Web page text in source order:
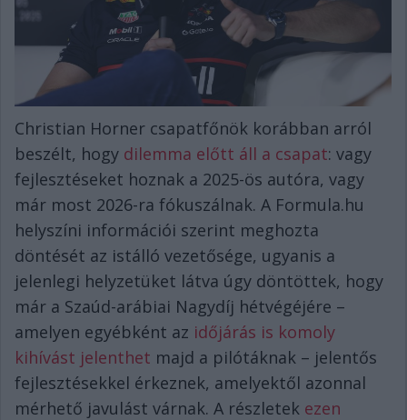
Christian Horner csapatfőnök korábban arról
beszélt, hogy dilemma előtt áll a csapat: vagy
fejlesztéseket hoznak a 2025-ös autóra, vagy
már most 2026-ra fókuszálnak. A Formula.hu
helyszíni információi szerint meghozta
döntését az istálló vezetősége, ugyanis a
jelenlegi helyzetüket látva úgy döntöttek, hogy
már a Szaúd-arábiai Nagydíj hétvégéjére –
amelyen egyébként az időjárás is komoly
kihívást jelenthet majd a pilótáknak – jelentős
fejlesztésekkel érkeznek, amelyektől azonnal
mérhető javulást várnak. A részletek ezen